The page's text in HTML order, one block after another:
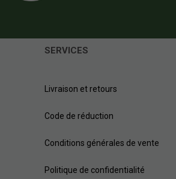
SERVICES
Livraison et retours
Code de réduction
Conditions générales de vente
Politique de confidentialité